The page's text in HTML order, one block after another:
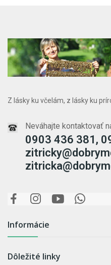
Z lásky ku včelám, z lásky ku
Neváhajte kontaktovať
0903 436 381,
Informácie
Dôležité linky